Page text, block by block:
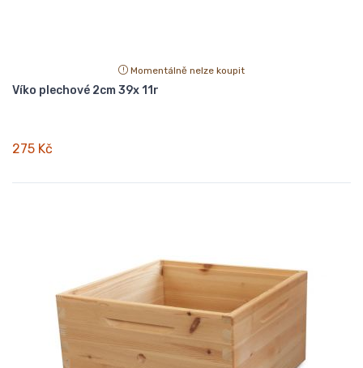
Momentálně nelze koupit
Víko plechové 2cm 39x 11r
275 Kč